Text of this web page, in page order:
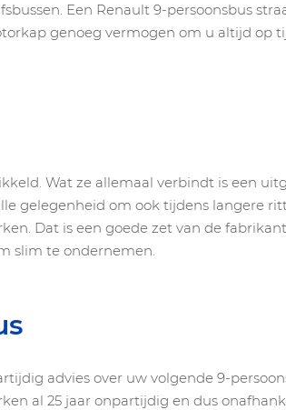
Een Renault 9-persoonsbus
genoeg vermogen om u altijd op
Wat ze allemaal verbindt is een
gelegenheid om ook tijdens langere
Dat is een goede zet van de
slim te ondernemen.
advies over uw volgende 9-
al 25 jaar onpartijdig en dus